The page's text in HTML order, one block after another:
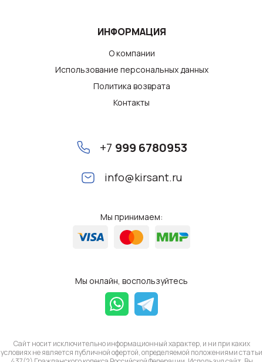
ИНФОРМАЦИЯ
О компании
Использование персональных данных
Политика возврата
Контакты
+7 999 6780953
info@kirsant.ru
Мы принимаем:
Мы онлайн, воспользуйтесь
Сайт носит исключительно информационный характер, и ни при каких
условиях не является публичной офертой, определяемой положениями статьи